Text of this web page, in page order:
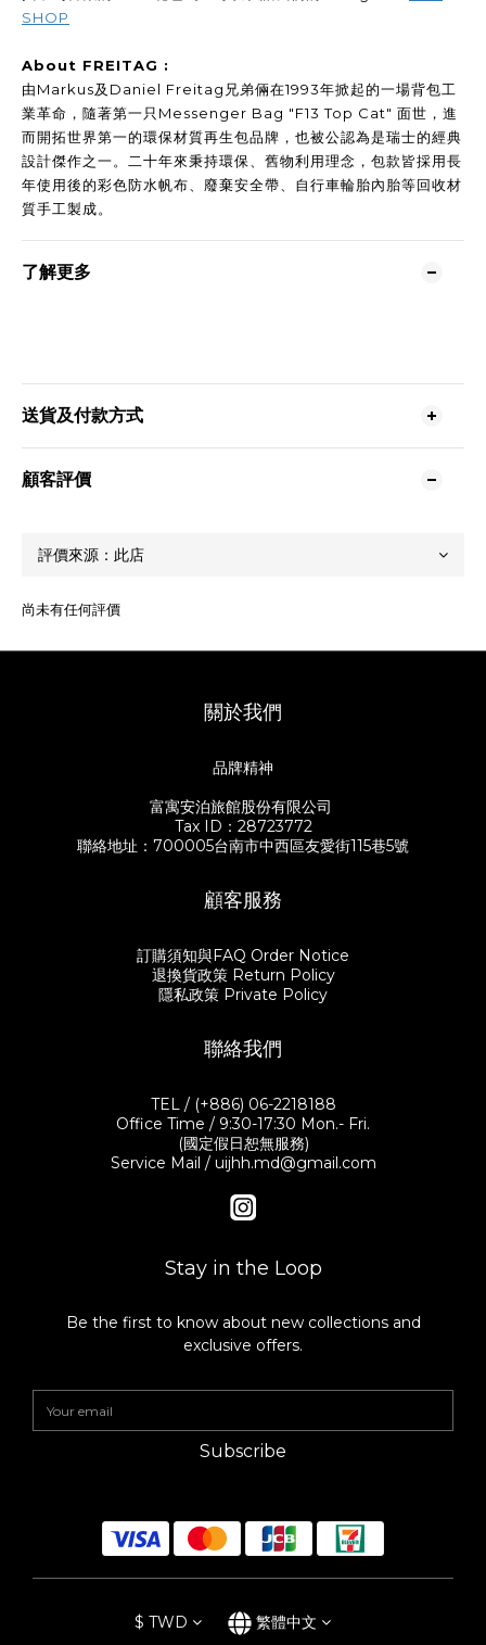
SHOP
About FREITAG :
由Markus及Daniel Freitag兄弟倆在1993年掀起的一場背包工
業革命，隨著第一只Messenger Bag "F13 Top Cat" 面世，進
而開拓世界第一的環保材質再生包品牌，也被公認為是瑞士的經典
設計傑作之一。二十年來秉持環保、舊物利用理念，包款皆採用長
年使用後的彩色防水帆布、廢棄安全帶、自行車輪胎內胎等回收材
質手工製成。
了解更多
送貨及付款方式
顧客評價
尚未有任何評價
關於我們
品牌精神
富寓安泊旅館股份有限公司
Tax ID：28723772
聯絡地址：700005台南市中西區友愛街115巷5號
顧客服務
訂購須知與FAQ Order Notice
退換貨政策 Return Policy
隱私政策 Private Policy
聯絡我們
TEL / (+886) 06-2218188
Office Time / 9:30-17:30 Mon.- Fri.
(國定假日恕無服務)
Service Mail / uijhh.md@gmail.com
Stay in the Loop
Be the first to know about new collections and
exclusive offers.
Subscribe
$ TWD 繁體中文